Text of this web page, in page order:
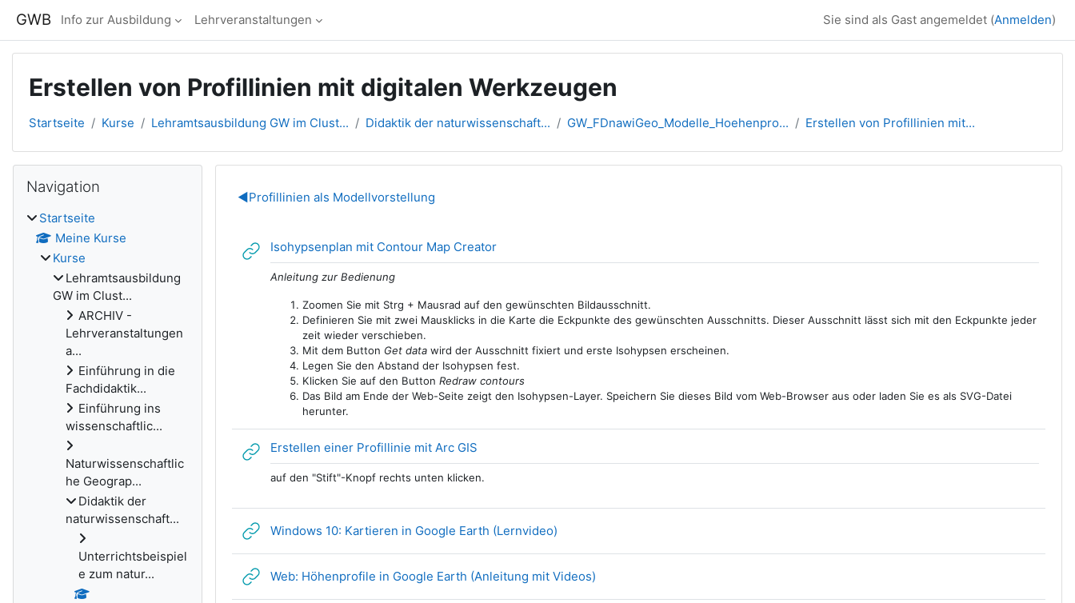
GWB Info zur Ausbildung Lehrveranstaltungen Sie sind als Gast angemeldet (Anmelden)
Erstellen von Profillinien mit digitalen Werkzeugen
Startseite Kurse Lehramtsausbildung GW im Clust... Didaktik der naturwissenschaft... GW_FDnawiGeo_Modelle_Hoehenpro... Erstellen von Profillinien mit...
Abschnittsübersicht
◀︎Profillinien als Modellvorstellung
Isohypsenplan mit Contour Map CreatorLink/URL
Anleitung zur Bedienung
Zoomen Sie mit Strg + Mausrad auf den gewünschten Bildausschnitt.
Definieren Sie mit zwei Mausklicks in die Karte die Eckpunkte des gewünschten Ausschnitts. Dieser Ausschnitt lässt sich mit den Eckpunkte jeder
zeit wieder verschieben.
Mit dem Button Get datawird der Ausschnitt fixiert und erste Isohypsen erscheinen.
Legen Sie den Abstand der Isohypsen fest.
Klicken Sie auf den Button Redraw contours
Das Bild am Ende der Web-Seite zeigt den Isohypsen-Layer. Speichern Sie dieses Bild vom Web-Browser aus oder laden Sie es als SVG-Datei
herunter.
Erstellen einer Profillinie mit Arc GISLink/URL
auf den "Stift"-Knopf rechts unten klicken.
Windows 10: Kartieren in Google Earth (Lernvideo)Link/URL
Web: Höhenprofile in Google Earth (Anleitung mit Videos)Link/URL
Blöcke
Navigation
Startseite
Meine Kurse
Kurse
Lehramtsausbildung
GW im Clust...
ARCHIV -
Lehrveranstaltungen
a...
Einführung in die
Fachdidaktik...
Einführung ins
wissenschaftlic...
Naturwissenschaftlic
he Geograp...
Didaktik der
naturwissenschaft...
Unterrichtsbeispiel
e zum natur...